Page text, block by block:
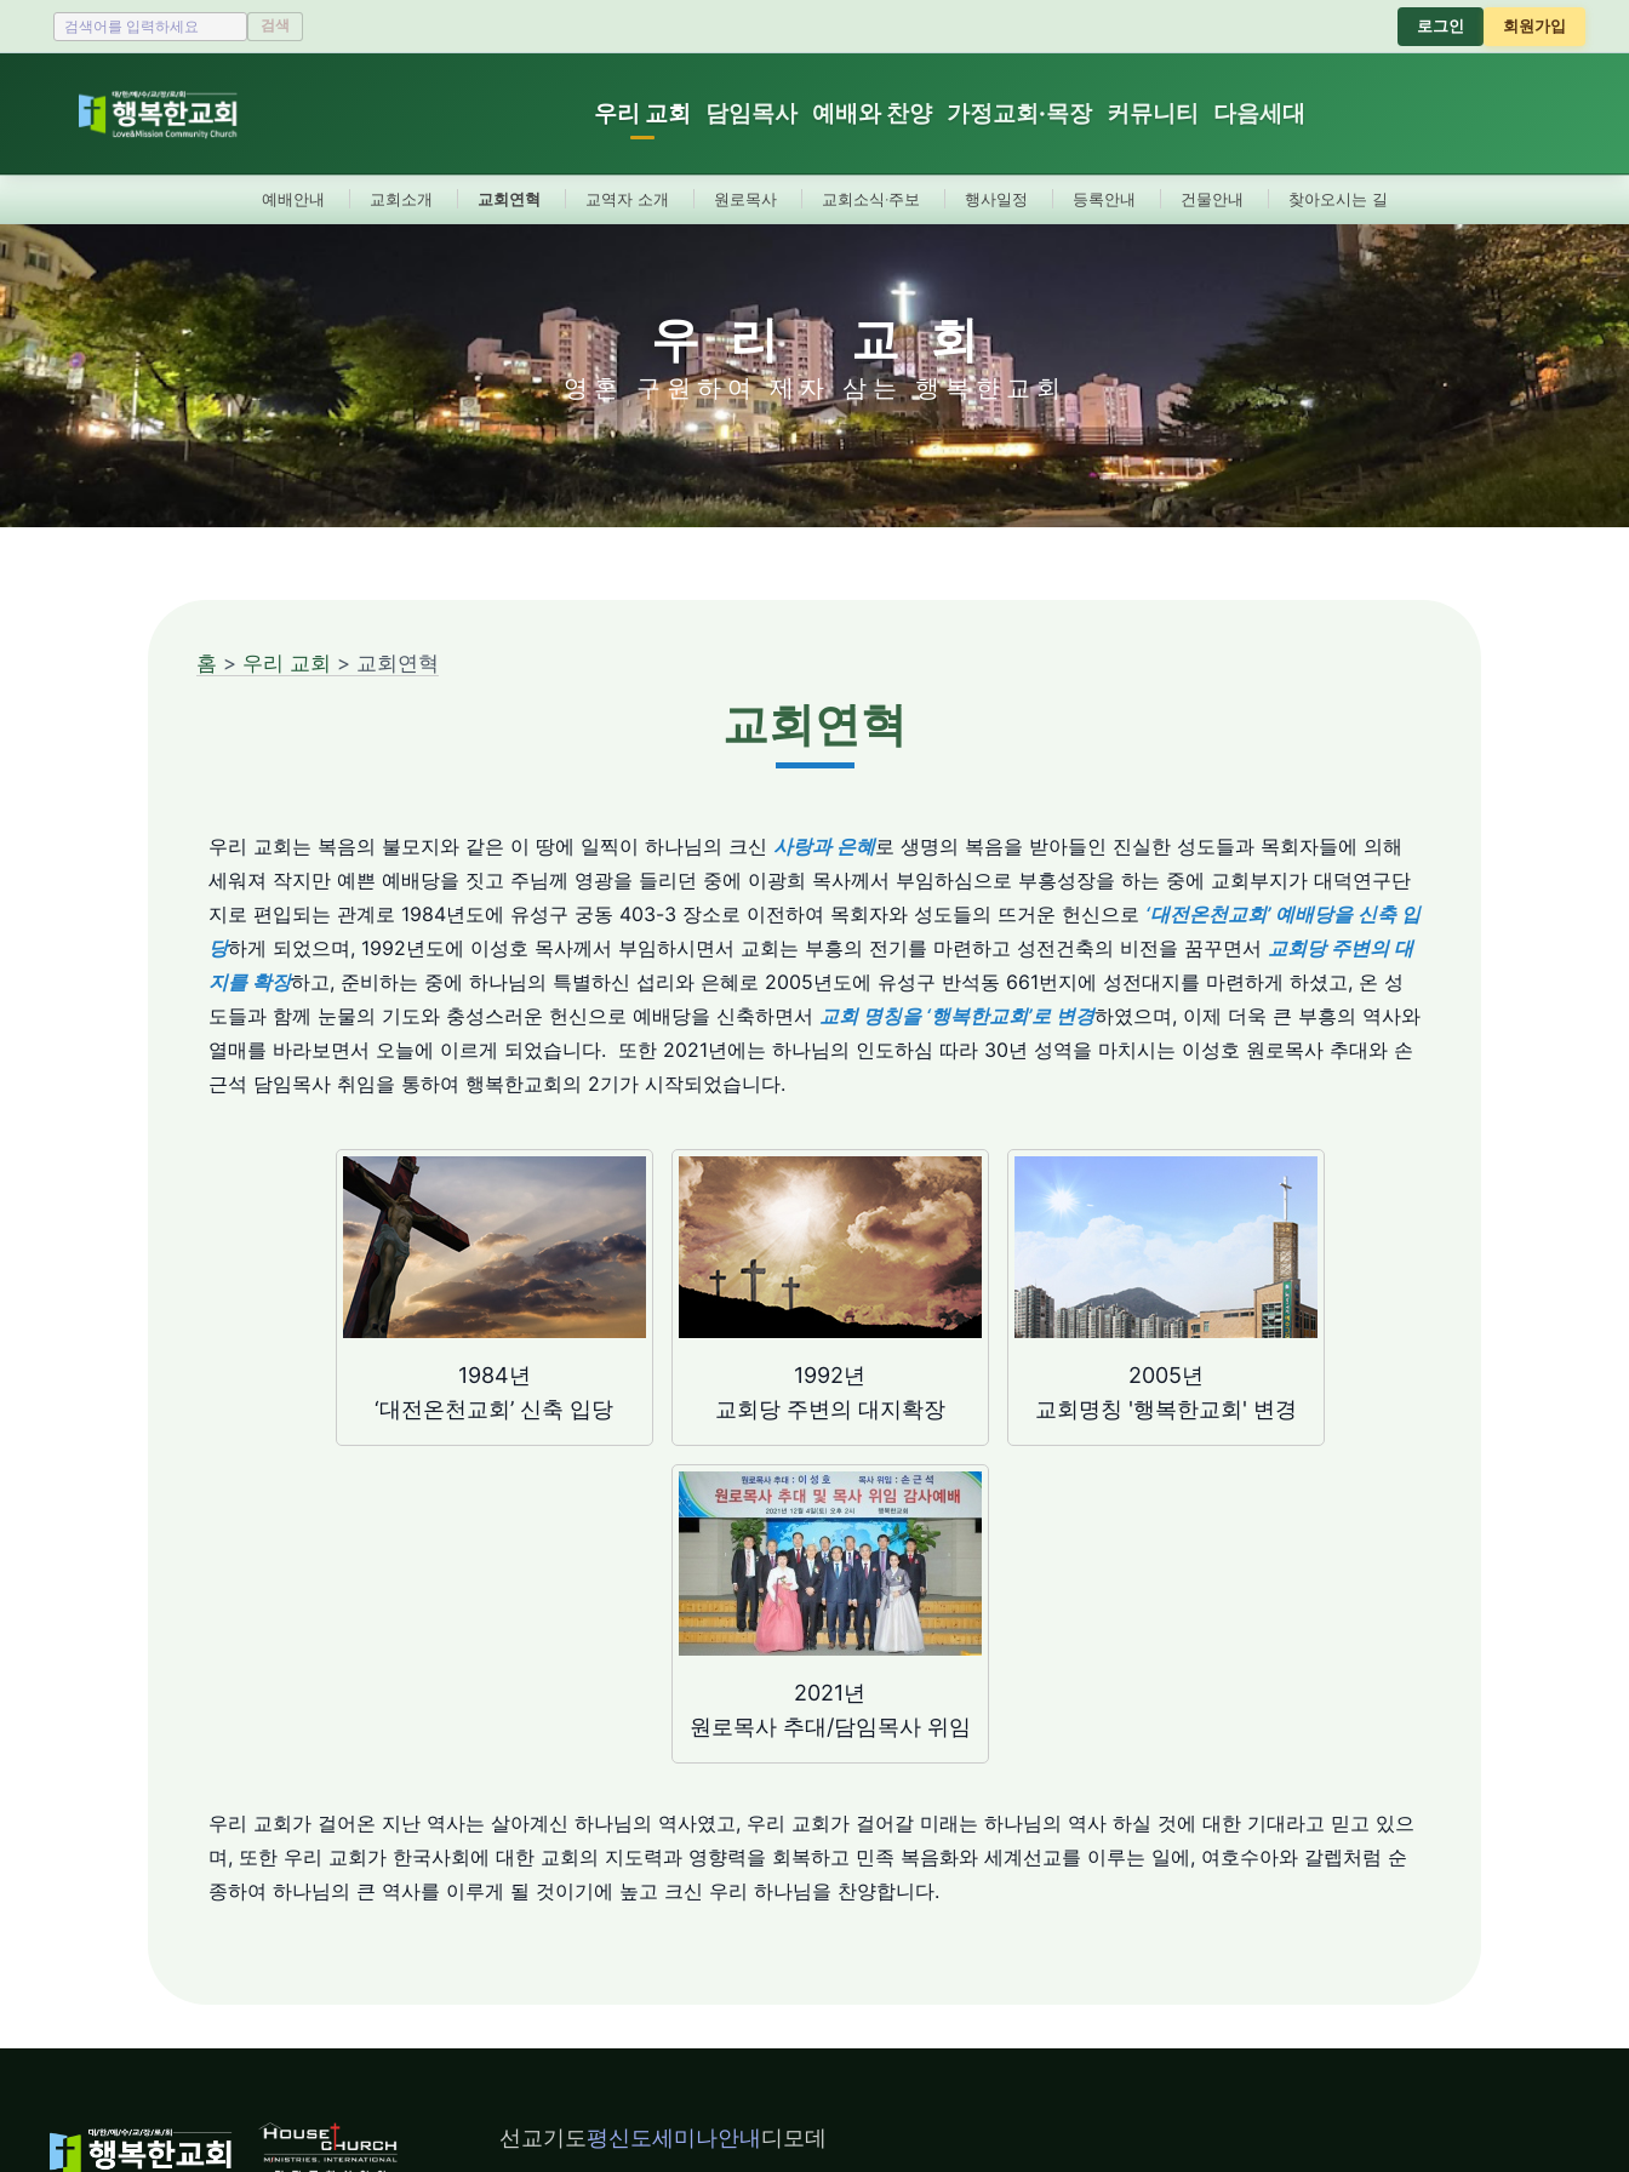
검색 로그인 회원가입
우리 교회 담임목사 예배와 찬양 가정교회·목장 커뮤니티 다음세대
예배안내 교회소개 교회연혁 교역자 소개 원로목사 교회소식·주보 행사일정 등록안내 건물안내 찾아오시는 길
우리 교회
영혼 구원하여 제자 삼는 행복한교회
홈 > 우리 교회 > 교회연혁
교회연혁
우리 교회는 복음의 불모지와 같은 이 땅에 일찍이 하나님의 크신 사랑과 은혜로 생명의 복음을 받아들인 진실한 성도들과 목회자들에 의해
세워져 작지만 예쁜 예배당을 짓고 주님께 영광을 들리던 중에 이광희 목사께서 부임하심으로 부흥성장을 하는 중에 교회부지가 대덕연구단
지로 편입되는 관계로 1984년도에 유성구 궁동 403-3 장소로 이전하여 목회자와 성도들의 뜨거운 헌신으로 ‘대전온천교회’ 예배당을 신축 입
당하게 되었으며, 1992년도에 이성호 목사께서 부임하시면서 교회는 부흥의 전기를 마련하고 성전건축의 비전을 꿈꾸면서 교회당 주변의 대
지를 확장하고, 준비하는 중에 하나님의 특별하신 섭리와 은혜로 2005년도에 유성구 반석동 661번지에 성전대지를 마련하게 하셨고, 온 성
도들과 함께 눈물의 기도와 충성스러운 헌신으로 예배당을 신축하면서 교회 명칭을 ‘행복한교회’로 변경하였으며, 이제 더욱 큰 부흥의 역사와
열매를 바라보면서 오늘에 이르게 되었습니다. 또한 2021년에는 하나님의 인도하심 따라 30년 성역을 마치시는 이성호 원로목사 추대와 손
근석 담임목사 취임을 통하여 행복한교회의 2기가 시작되었습니다.
1984년
‘대전온천교회’ 신축 입당
1992년
교회당 주변의 대지확장
2005년
교회명칭 '행복한교회' 변경
2021년
원로목사 추대/담임목사 위임
우리 교회가 걸어온 지난 역사는 살아계신 하나님의 역사였고, 우리 교회가 걸어갈 미래는 하나님의 역사 하실 것에 대한 기대라고 믿고 있으
며, 또한 우리 교회가 한국사회에 대한 교회의 지도력과 영향력을 회복하고 민족 복음화와 세계선교를 이루는 일에, 여호수아와 갈렙처럼 순
종하여 하나님의 큰 역사를 이루게 될 것이기에 높고 크신 우리 하나님을 찬양합니다.
선교기도평신도세미나안내디모데